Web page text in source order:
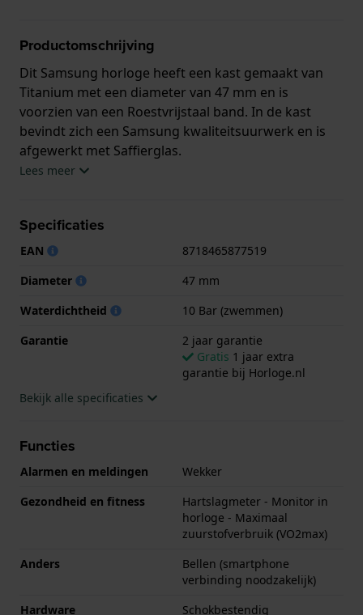
Productomschrijving
Dit Samsung horloge heeft een kast gemaakt van
Titanium met een diameter van 47 mm en is
voorzien van een Roestvrijstaal band. In de kast
bevindt zich een Samsung kwaliteitsuurwerk en is
afgewerkt met Saffierglas.
horloge geleverd met 2 jaar garantie.
Lees meer
Specificaties
EAN
8718465877519
Diameter
47 mm
Waterdichtheid
10 Bar (zwemmen)
Garantie
2 jaar garantie
Gratis 1 jaar extra
garantie bij Horloge.nl
Bekijk alle specificaties
Functies
Alarmen en meldingen
Wekker
Gezondheid en fitness
Hartslagmeter - Monitor in
horloge - Maximaal
zuurstofverbruik (VO2max)
Anders
Bellen (smartphone
verbinding noodzakelijk)
Hardware
Schokbestendig